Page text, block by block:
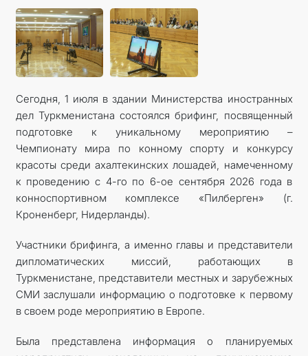
Сегодня, 1 июля в здании Министерства иностранных
дел Туркменистана состоялся брифинг, посвященный
подготовке к уникальному мероприятию –
Чемпионату мира по конному спорту и конкурсу
красоты среди ахалтекинских лошадей, намеченному
к проведению с 4-го по 6-ое сентября 2026 года в
конноспортивном комплексе «Пилберген» (г.
Кроненберг, Нидерланды).
Участники брифинга, а именно главы и представители
дипломатических миссий, работающих в
Туркменистане, представители местных и зарубежных
СМИ заслушали информацию о подготовке к первому
в своем роде мероприятию в Европе.
Была представлена информация о планируемых